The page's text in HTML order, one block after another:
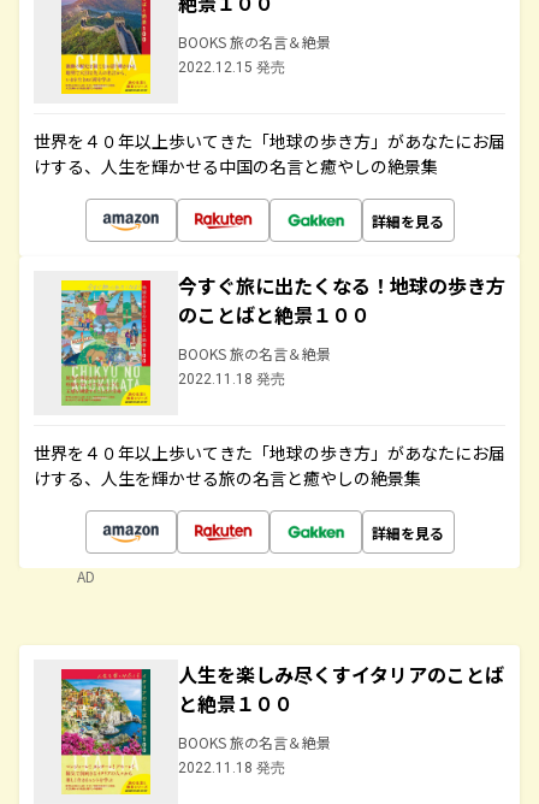
BOOKS 旅の名言＆絶景
2022.12.15 発売
世界を４０年以上歩いてきた「地球の歩き方」があなたにお届
けする、人生を輝かせる中国の名言と癒やしの絶景集
詳細を見る
今すぐ旅に出たくなる！地球の歩き方
のことばと絶景１００
BOOKS 旅の名言＆絶景
2022.11.18 発売
世界を４０年以上歩いてきた「地球の歩き方」があなたにお届
けする、人生を輝かせる旅の名言と癒やしの絶景集
詳細を見る
AD
人生を楽しみ尽くすイタリアのことば
と絶景１００
BOOKS 旅の名言＆絶景
2022.11.18 発売